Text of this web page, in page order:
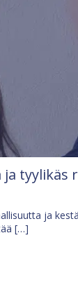
tyylikäs
ja
[…]